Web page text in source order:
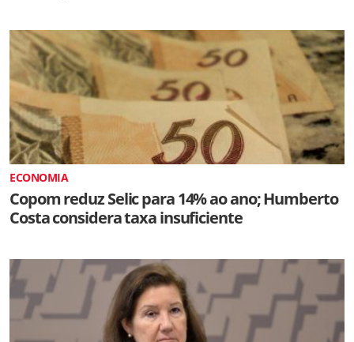
ECONOMIA
Copom reduz Selic para 14% ao ano; Humberto
Costa considera taxa insuficiente